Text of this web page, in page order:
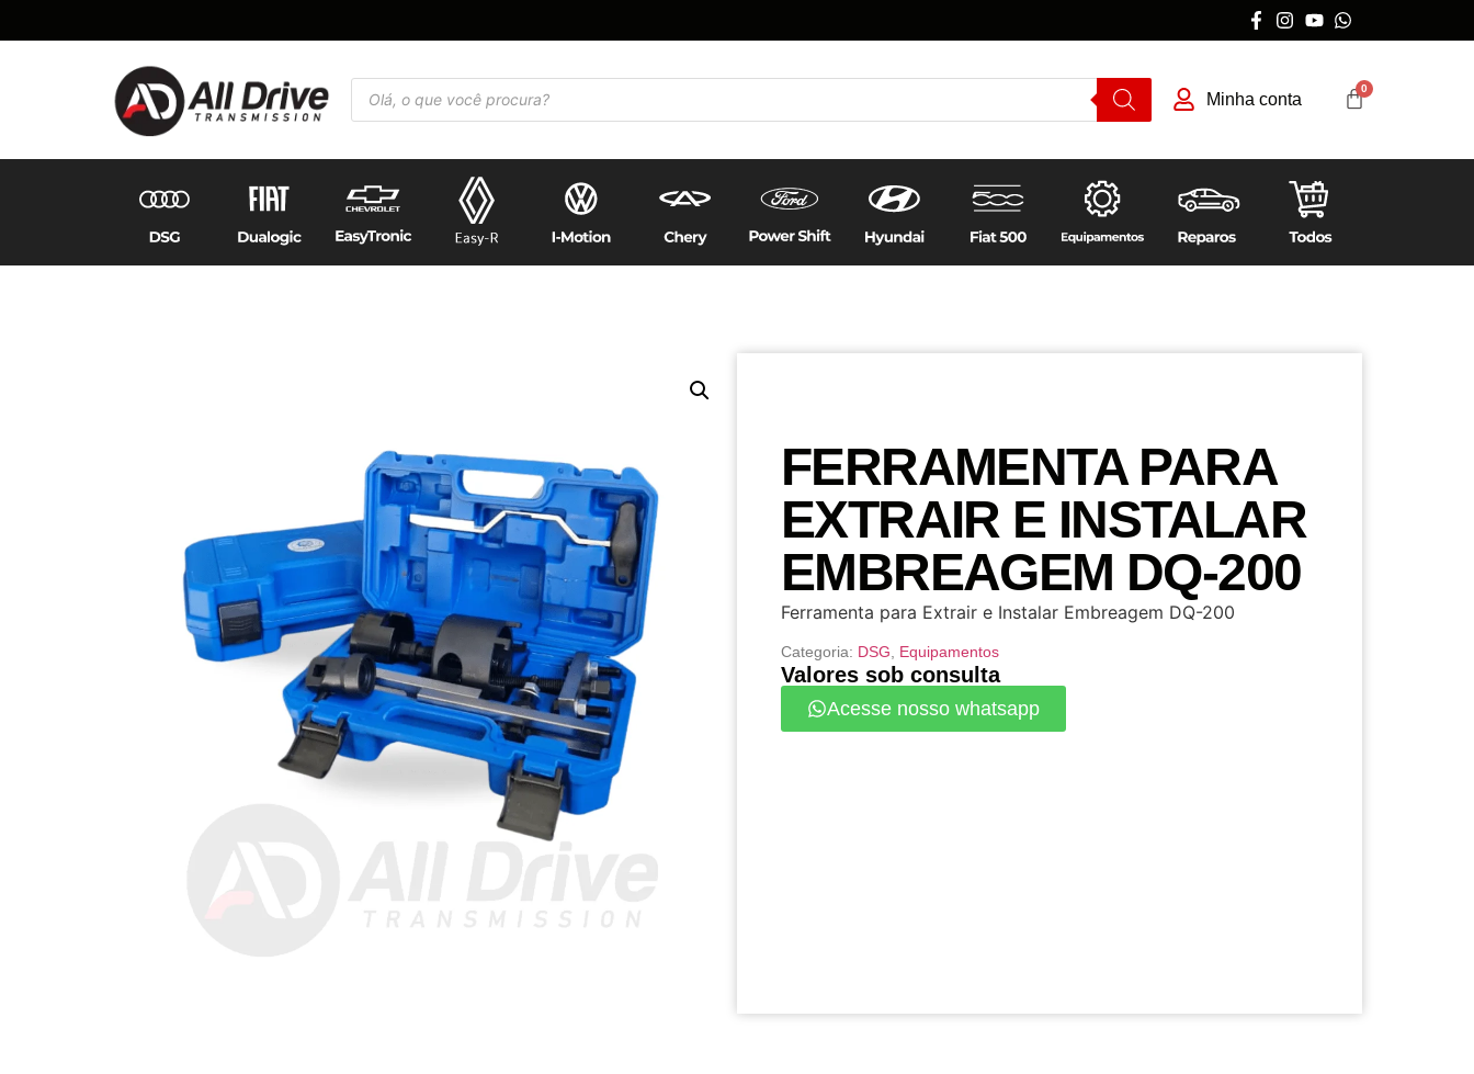
Minha conta
FERRAMENTA PARA
EXTRAIR E INSTALAR
EMBREAGEM DQ-200
Ferramenta para Extrair e Instalar Embreagem DQ-200
Categoria: DSG Equipamentos
Valores sob consulta
Acesse nosso whatsapp